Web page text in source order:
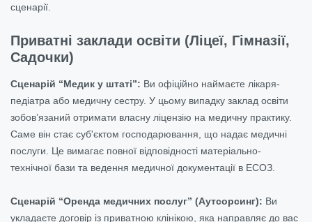
сценарії.
Приватні заклади освіти (Ліцеї, Гімназії,
Садочки)
Сценарій “Медик у штаті”: Ви офіційно наймаєте лікаря-
педіатра або медичну сестру. У цьому випадку заклад освіти
зобов’язаний отримати власну ліцензію на медичну практику.
Саме він стає суб'єктом господарювання, що надає медичні
послуги. Це вимагає повної відповідності матеріально-
технічної бази та ведення медичної документації в ЕСОЗ.
Сценарій “Оренда медичних послуг” (Аутсорсинг): Ви
укладаєте договір із приватною клінікою, яка направляє до вас